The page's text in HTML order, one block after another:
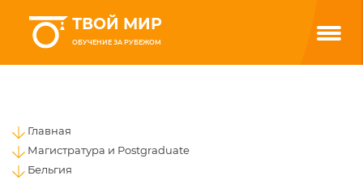
ТВОЙ МИР
ОБУЧЕНИЕ ЗА РУБЕЖОМ
Главная
Магистратура и Postgraduate
Бельгия